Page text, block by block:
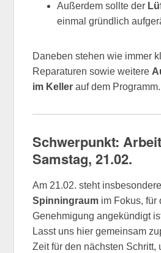
Außerdem sollte der
einmal gründlich
Daneben stehen wie immer
Reparaturen sowie weitere
im Keller auf dem Programm.
Schwerpunkt:
Samstag, 21.02.
Am 21.02. steht
Spinningraum im Fokus, für
Genehmigung angekündigt
Lasst uns hier gemeinsam
Zeit für den nächsten Schritt,